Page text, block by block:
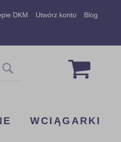
DKM Utwórz konto Blog
Mój
WCIĄGARKI